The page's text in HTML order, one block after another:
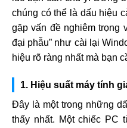
chúng có thể là dấu hiệu
gặp vấn đề nghiêm trọng
đại phẫu” như cài lại
hiệu rõ ràng nhất mà bạn
1. Hiệu suất máy tính
Đây là một trong những
thấy nhất. Một chiếc PC